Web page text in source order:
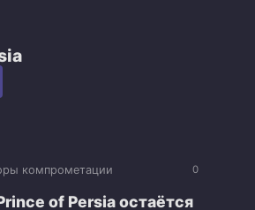
0
компрометации
of Persia остаётся